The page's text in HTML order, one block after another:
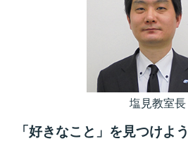
「好きなこと」を見つけよう
塩見教室長